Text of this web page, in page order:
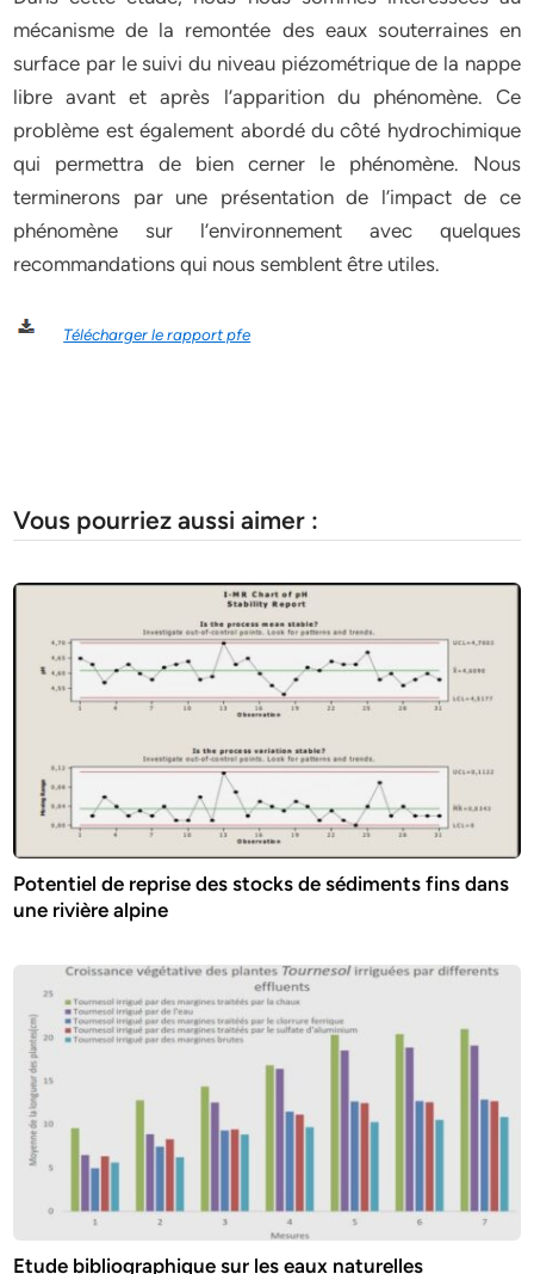
mécanisme de la remontée des eaux souterraines en
surface par le suivi du niveau piézométrique de la nappe
libre avant et après l’apparition du phénomène. Ce
problème est également abordé du côté hydrochimique
qui permettra de bien cerner le phénomène. Nous
terminerons par une présentation de l’impact de ce
phénomène sur l’environnement avec quelques
recommandations qui nous semblent être utiles.
Télécharger le rapport pfe
Vous pourriez aussi aimer :
Potentiel de reprise des stocks de sédiments fins dans
une rivière alpine
Etude bibliographique sur les eaux naturelles